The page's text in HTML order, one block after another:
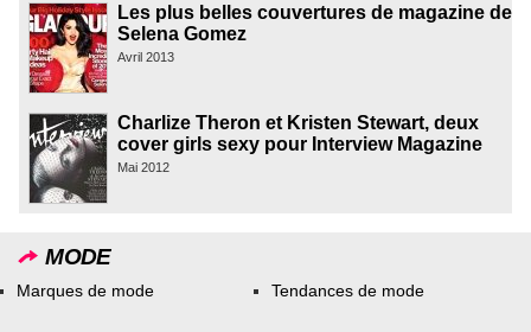
Les plus belles couvertures de magazine de
Selena Gomez
Avril 2013
Charlize Theron et Kristen Stewart, deux
cover girls sexy pour Interview Magazine
Mai 2012
MODE
Marques de mode Tendances de mode